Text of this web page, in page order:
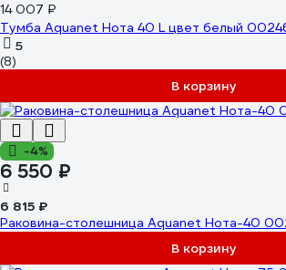
14 007 ₽
Тумба Aquanet Нота 40 L цвет белый
5
(8)
В корзину
-4%
6 550 ₽
6 815 ₽
Раковина-столешница Aquanet Нота-40
В корзину